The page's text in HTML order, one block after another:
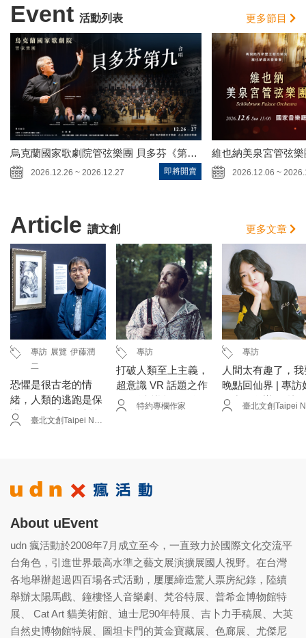
Event 活動列表 更多節目
烏克蘭國家歌劇院管弦樂團 貝多芬《第九號交響曲》
2026.12.26 ~ 2026.12.27 即將開賣
維也納美泉宮管弦樂
2026.12.06 ~
Article 讀文創 更多文章
專訪 展覽 伊藤潤
二
恐懼是很古老的情
緒，人類的逃跑是保
護自己的手段 | 專訪
漫畫家 伊藤潤二
臺北文創Taipei New Horizon
專訪
打破人類至上主義，
超意識 VR 話題之作
──《意識超展開》
導演 Adrian Meyer
特約專欄作家
專訪
人間太有趣了，
晚點回仙界 | 專訪
仙出品創辦人 林
Misc
About uEvent
udn 瘋活動於2008年7月成立至今，一直致力於國際文化交流平
台角色，引進世界最高水準之藝文展演擴展國人視野。在台灣
各地舉辦超過四百場各式活動，屢屢締造驚人票房紀錄，陸續
舉辦太陽馬戲、鐘樓怪人音樂劇、梵谷特展、普希金博物館特
展、 Cat Art 貓美術館、迪士尼90年特展、吉卜力手稿展、大英
自然史博物館特展、圖坦卡門的黃金寶藏展、色廊展、尤傑尼